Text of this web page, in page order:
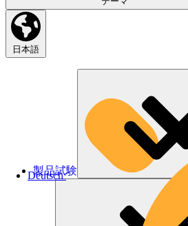
日本語
Deutsch
製品試験